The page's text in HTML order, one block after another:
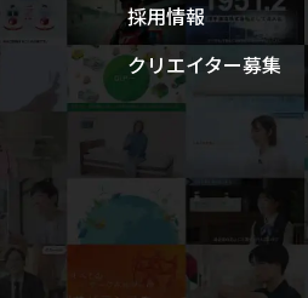
採用情報
クリエイター募集